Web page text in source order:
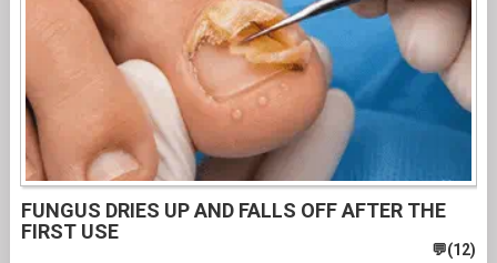
FUNGUS DRIES UP AND FALLS OFF AFTER THE
FIRST USE